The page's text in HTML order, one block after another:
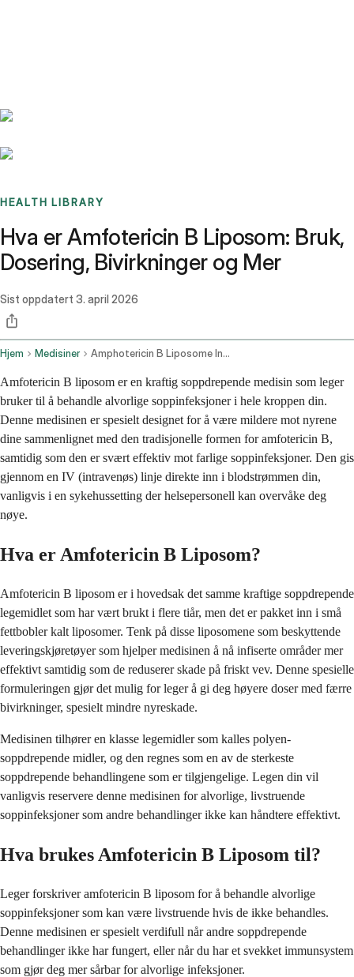
HEALTH LIBRARY
Hva er Amfotericin B Liposom: Bruk,
Dosering, Bivirkninger og Mer
Sist oppdatert 3. april 2026
Hjem Medisiner Amphotericin B Liposome Intravenous Route
Amfotericin B liposom er en kraftig soppdrepende medisin som leger
bruker til å behandle alvorlige soppinfeksjoner i hele kroppen din.
Denne medisinen er spesielt designet for å være mildere mot nyrene
dine sammenlignet med den tradisjonelle formen for amfotericin B,
samtidig som den er svært effektiv mot farlige soppinfeksjoner. Den gis
gjennom en IV (intravenøs) linje direkte inn i blodstrømmen din,
vanligvis i en sykehussetting der helsepersonell kan overvåke deg
nøye.
Hva er Amfotericin B Liposom?
Amfotericin B liposom er i hovedsak det samme kraftige soppdrepende
legemidlet som har vært brukt i flere tiår, men det er pakket inn i små
fettbobler kalt liposomer. Tenk på disse liposomene som beskyttende
leveringskjøretøyer som hjelper medisinen å nå infiserte områder mer
effektivt samtidig som de reduserer skade på friskt vev. Denne spesielle
formuleringen gjør det mulig for leger å gi deg høyere doser med færre
bivirkninger, spesielt mindre nyreskade.
Medisinen tilhører en klasse legemidler som kalles polyen-
soppdrepende midler, og den regnes som en av de sterkeste
soppdrepende behandlingene som er tilgjengelige. Legen din vil
vanligvis reservere denne medisinen for alvorlige, livstruende
soppinfeksjoner som andre behandlinger ikke kan håndtere effektivt.
Hva brukes Amfotericin B Liposom til?
Leger forskriver amfotericin B liposom for å behandle alvorlige
soppinfeksjoner som kan være livstruende hvis de ikke behandles.
Denne medisinen er spesielt verdifull når andre soppdrepende
behandlinger ikke har fungert, eller når du har et svekket immunsystem
som gjør deg mer sårbar for alvorlige infeksjoner.